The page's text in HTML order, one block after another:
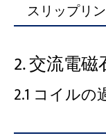
スリップリ
2. 交流電
2.1 コイルの